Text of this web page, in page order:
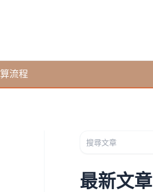
流程
最新文章